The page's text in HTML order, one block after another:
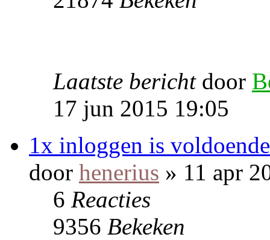
Laatste bericht door
17 jun 2015 19:05
1x inloggen is
door henerius » 11 apr
6 Reacties
9356 Bekeken